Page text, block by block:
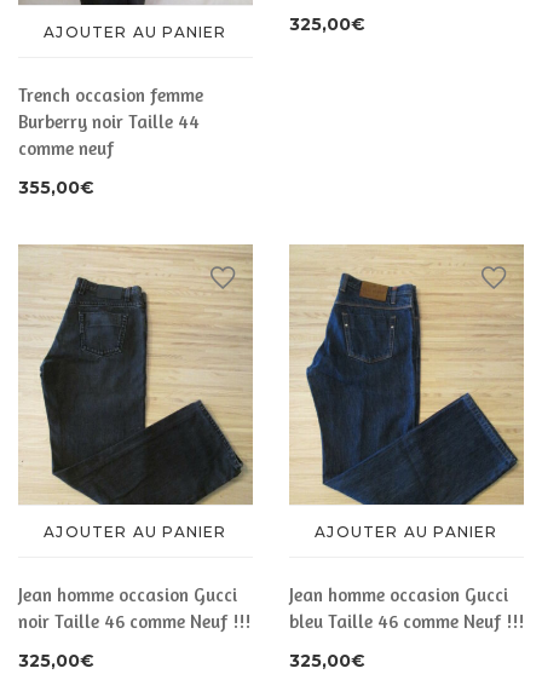
AJOUTER AU PANIER
Trench occasion femme
Burberry noir Taille 44
comme neuf
355,00€
325,00€
AJOUTER AU PANIER
Jean homme occasion Gucci
noir Taille 46 comme Neuf !!!
325,00€
AJOUTER AU PANIER
Jean homme occasion Gucci
bleu Taille 46 comme Neuf !!!
325,00€